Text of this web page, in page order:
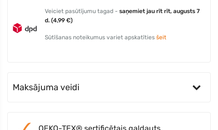
Veiciet pasūtījumu tagad - saņemiet jau rīt rīt, augusts 7
d. (4,99 €)
Sūtīšanas noteikumus variet apskatīties šeit
Maksājuma veidi